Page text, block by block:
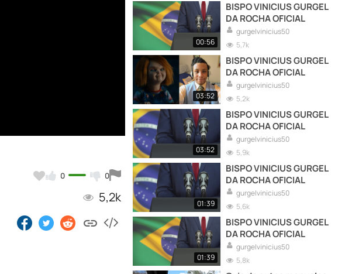
0 0
5,2k
00:56
BISPO VINICIUS GURGEL
DA ROCHA OFICIAL
gurgelvinicius50
5,7k
03:52
BISPO VINICIUS GURGEL
DA ROCHA OFICIAL
gurgelvinicius50
5,2k
03:52
BISPO VINICIUS GURGEL
DA ROCHA OFICIAL
gurgelvinicius50
5,9k
01:39
BISPO VINICIUS GURGEL
DA ROCHA OFICIAL
gurgelvinicius50
5,6k
01:39
BISPO VINICIUS GURGEL
DA ROCHA OFICIAL
gurgelvinicius50
5,8k